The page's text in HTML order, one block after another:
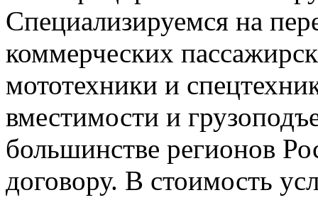
Специализируемся на
коммерческих
мототехники и
вместимости и
большинстве регионов
договору. В стоимость